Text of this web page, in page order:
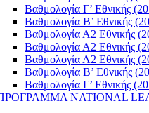
Βαθμολογία Γ’ Εθνικής
Βαθμολογία Β’ Εθνικής
Βαθμολογία Α2 Εθνικής
Βαθμολογία Α2 Εθνικής
Βαθμολογία Α2 Εθνικής
Βαθμολογία Β’ Εθνικής
Βαθμολογία Γ’ Εθνικής
NATIONAL